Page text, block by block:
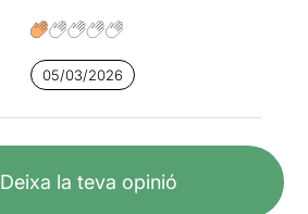
05/03/2026
Deixa la teva opinió